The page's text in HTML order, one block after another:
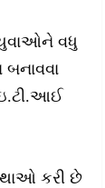
યુવાઓને વધુ
કરી છે